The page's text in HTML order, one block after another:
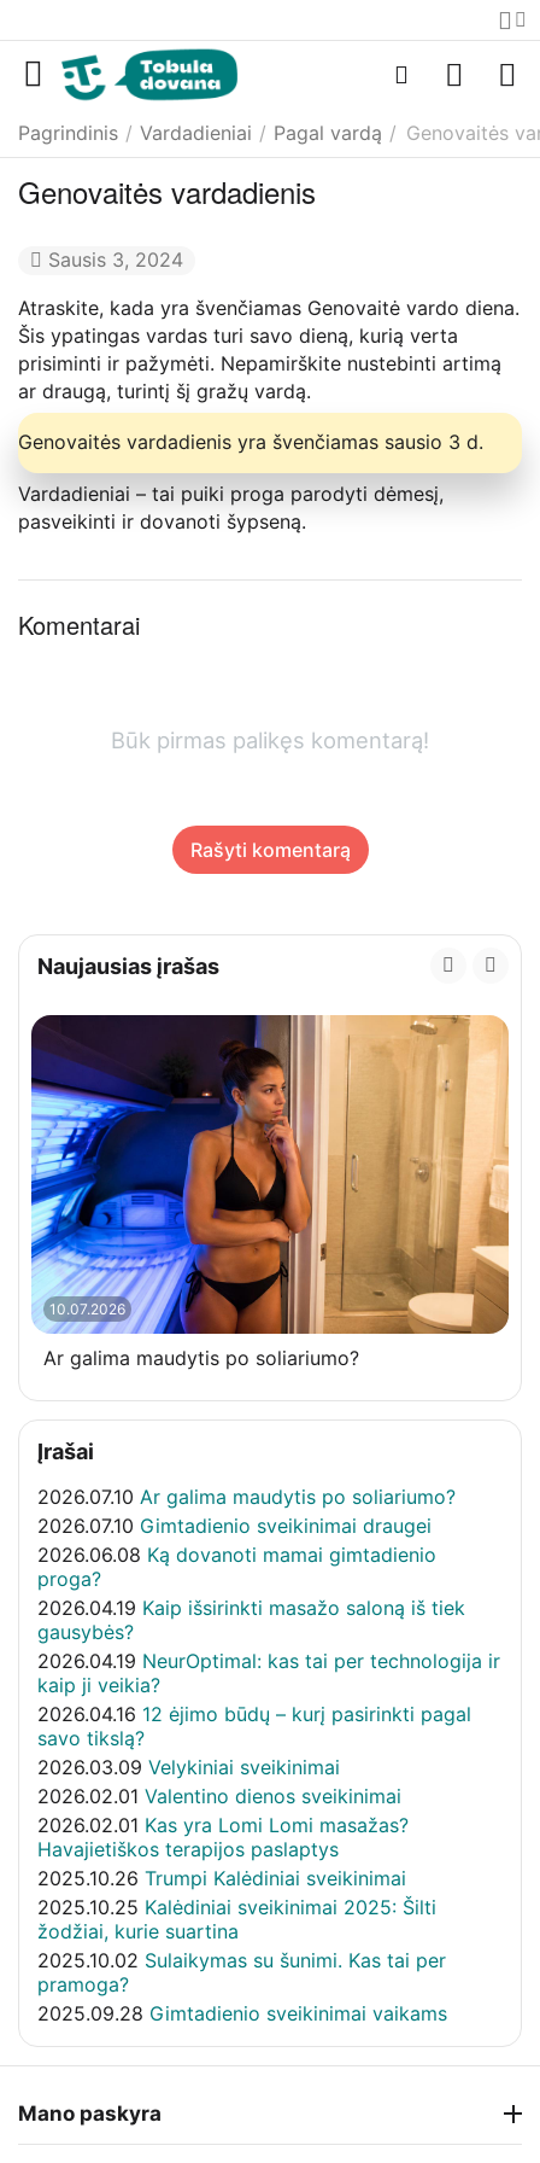
Pagrindinis / Vardadieniai / Pagal vardą / Genovaitės
Genovaitės vardadienis
Sausis 3, 2024
Atraskite, kada yra švenčiamas Genovaitė vardo diena.
Šis ypatingas vardas turi savo dieną, kurią verta
prisiminti ir pažymėti. Nepamirškite nustebinti artimą
ar draugą, turintį šį gražų vardą.
Genovaitės vardadienis yra švenčiamas sausio 3 d.
Vardadieniai – tai puiki proga parodyti dėmesį,
pasveikinti ir dovanoti šypseną.
Komentarai
Būk pirmas palikęs komentarą!
Rašyti komentarą
Naujausias įrašas
10.07.2026
Ar galima maudytis po soliariumo?
Įrašai
2026.07.10 Ar galima maudytis po soliariumo?
2026.07.10 Gimtadienio sveikinimai draugei
2026.06.08 Ką dovanoti mamai gimtadienio
proga?
2026.04.19 Kaip išsirinkti masažo saloną iš tiek
gausybės?
2026.04.19 NeurOptimal: kas tai per technologija ir
kaip ji veikia?
2026.04.16 12 ėjimo būdų – kurį pasirinkti pagal
savo tikslą?
2026.03.09 Velykiniai sveikinimai
2026.02.01 Valentino dienos sveikinimai
2026.02.01 Kas yra Lomi Lomi masažas?
Havajietiškos terapijos paslaptys
2025.10.26 Trumpi Kalėdiniai sveikinimai
2025.10.25 Kalėdiniai sveikinimai 2025: Šilti
žodžiai, kurie suartina
2025.10.02 Sulaikymas su šunimi. Kas tai per
pramoga?
2025.09.28 Gimtadienio sveikinimai vaikams
Mano paskyra